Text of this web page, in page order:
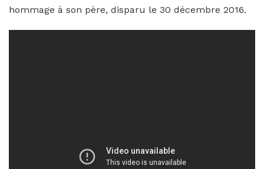
hommage à son père, disparu le 30 décembre 2016.